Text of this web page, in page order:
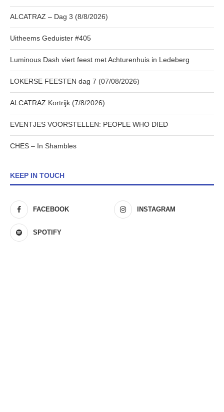
ALCATRAZ – Dag 3 (8/8/2026)
Uitheems Geduister #405
Luminous Dash viert feest met Achturenhuis in Ledeberg
LOKERSE FEESTEN dag 7 (07/08/2026)
ALCATRAZ Kortrijk (7/8/2026)
EVENTJES VOORSTELLEN: PEOPLE WHO DIED
CHES – In Shambles
KEEP IN TOUCH
FACEBOOK INSTAGRAM
SPOTIFY